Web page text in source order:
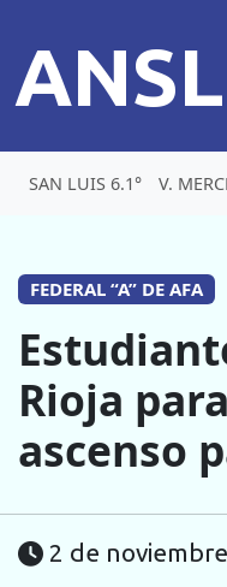
ANSL
SAN LUIS 6.1° V.
FEDERAL “A” DE AFA
Rioja
ascenso
2 de